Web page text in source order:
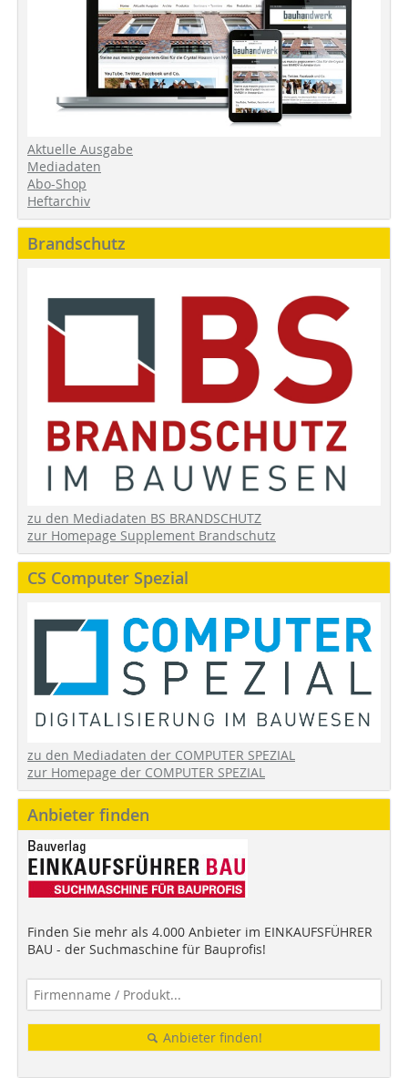
Aktuelle Ausgabe
Mediadaten
Abo-Shop
Heftarchiv
Brandschutz
zu den Mediadaten BS BRANDSCHUTZ
zur Homepage Supplement Brandschutz
CS Computer Spezial
zu den Mediadaten der COMPUTER SPEZIAL
zur Homepage der COMPUTER SPEZIAL
Anbieter finden
Finden Sie mehr als 4.000 Anbieter im EINKAUFSFÜHRER
BAU - der Suchmaschine für Bauprofis!
Anbieter finden!